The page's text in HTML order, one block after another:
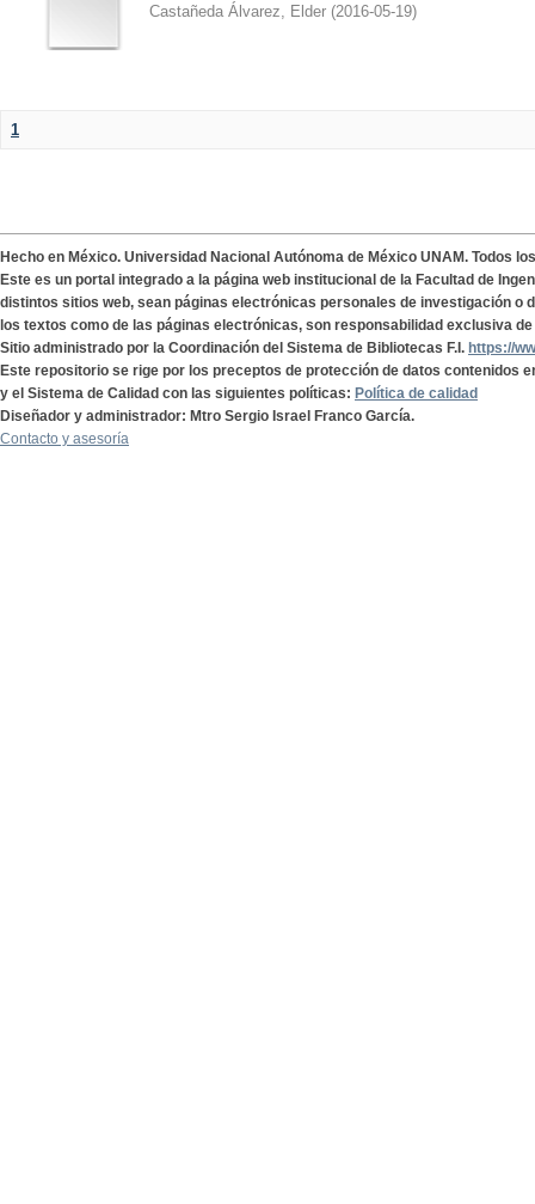
Castañeda Álvarez, Elder (2016-05-19)
1
Hecho en México. Universidad Nacional Autónoma de México UNAM. Todos
Este es un portal integrado a la página web institucional de la Facultad de
distintos sitios web, sean páginas electrónicas personales de investigación o
los textos como de las páginas electrónicas, son responsabilidad exclusiva
Sitio administrado por la Coordinación del Sistema de Bibliotecas F.I. https://
Este repositorio se rige por los preceptos de protección de datos contenidos
y el Sistema de Calidad con las siguientes políticas: Política de calidad
Diseñador y administrador: Mtro Sergio Israel Franco García.
Contacto y asesoría